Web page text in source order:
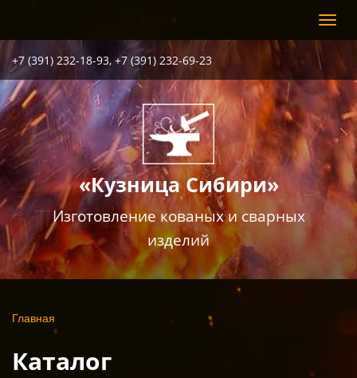
основному
содержанию
+7 (391) 232-18-93, +7 (391) 232-69-23
«Кузница Сибири»
Изготовление кованых и сварных
изделий
Вы
здесь
Главная
Каталог